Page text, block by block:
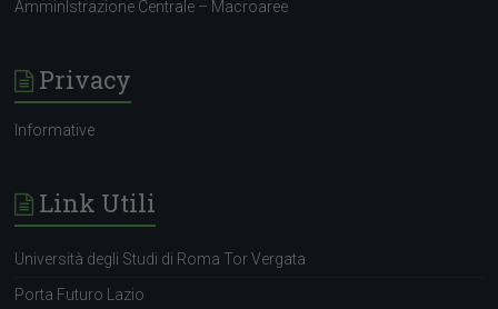
AmminIstrazione Centrale – Macroaree
Privacy
Informative
Link Utili
Università degli Studi di Roma Tor Vergata
Porta Futuro Lazio